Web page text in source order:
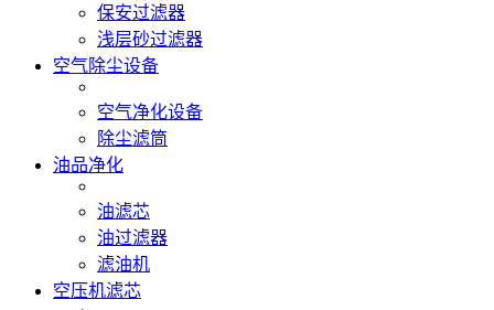
保安过滤器
浅层砂过滤器
空气除尘设备
空气净化设备
除尘滤筒
油品净化
油滤芯
油过滤器
滤油机
空压机滤芯